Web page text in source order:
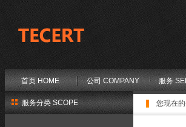
首页 HOME 公司 COMPANY 服务
您现在的
服务分类 SCOPE